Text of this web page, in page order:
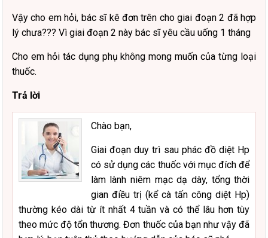
Vậy cho em hỏi, bác sĩ kê đơn trên cho giai đoạn 2 đã hợp
lý chưa??? Vì giai đoạn 2 này bác sĩ yêu cầu uống 1 tháng
Cho em hỏi tác dụng phụ không mong muốn của từng loại
thuốc.
Trả lời
Chào bạn,
Giai đoạn duy trì sau phác đồ diệt Hp
có sử dụng các thuốc với mục đích để
làm lành niêm mạc dạ dày, tổng thời
gian điều trị (kể cà tấn công diệt Hp)
thường kéo dài từ ít nhất 4 tuần và có thể lâu hơn tùy
theo mức độ tổn thương. Đơn thuốc của bạn như vậy đã